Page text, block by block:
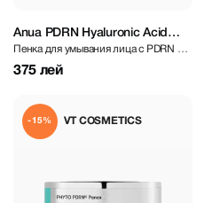
Anua PDRN Hyaluronic Acid
Moisturizing Cleansing Foam
150 ml
Пенка для умывания лица с PDRN и
гиалуроновой кислотой
375 лей
VT COSMETICS
-15%